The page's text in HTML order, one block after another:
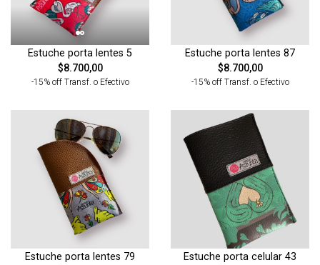
Estuche porta lentes 5
$8.700,00
-15% off Transf. o Efectivo
Estuche porta lentes 87
$8.700,00
-15% off Transf. o Efectivo
Estuche porta lentes 79
Estuche porta celular 43